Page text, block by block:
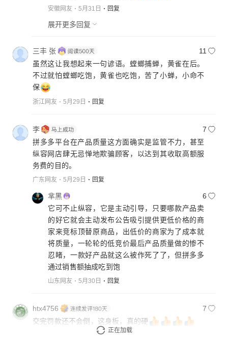
安徽网友 5月31日 回复
展开更多回复
三丰 张
11
虽然这让我想起来一句谚语。螳螂捕蝉，黄雀在后。
不过就怕螳螂吃饱，黄雀也吃饱，苦了小蝉，小命不
保
浙江网友 5月29日 回复
李
7
拼多多平台在产品质量这方面确实是监管不力，甚至
纵容网店肆无忌惮地欺骗顾客，以达到其收取高额服
务费的目的。
广东网友 5月29日 回复
芈黑
6
它可不止纵容，它是主动引导，只要哪款产品卖
的好它就会主动发布公告吸引提供更低价格的商
家来竞标顶替原商品，出低价的商家为了成本就
将质量，一轮轮的低竞价最后产品质量做的惨不
忍睹，一款好产品就这么被作死了了，但拼多多
通过销售额抽成吃到饱
山东网友 5月30日 回复
htx4756
7
交完罚款还不会倒，这身板，真的硬
回复
正在加载